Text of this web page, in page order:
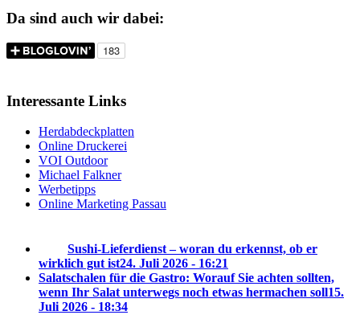
Da sind auch wir dabei:
Interessante Links
Herdabdeckplatten
Online Druckerei
VOI Outdoor
Michael Falkner
Werbetipps
Online Marketing Passau
Sushi-Lieferdienst – woran du erkennst, ob er
wirklich gut ist24. Juli 2026 - 16:21
Salatschalen für die Gastro: Worauf Sie achten sollten,
wenn Ihr Salat unterwegs noch etwas hermachen soll15.
Juli 2026 - 18:34